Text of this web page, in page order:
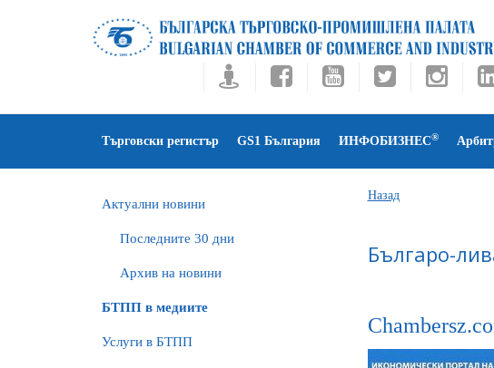
Търговски регистър GS1 България ИНФОБИЗНЕС®
Актуални новини
Последните 30 дни
Архив на новини
БTПП в медиите
Услуги в БТПП
Назад
Българо-